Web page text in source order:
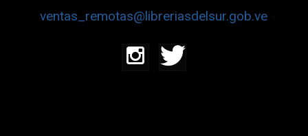
ventas_remotas@libreriasdelsur.gob.ve